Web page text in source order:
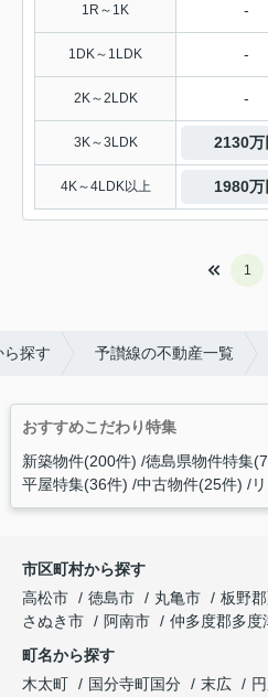
1R～1K -
1DK～1LDK -
2K～2LDK -
3K～3LDK 2130万
4K～4LDK以上 1980万
1
ら探す 予讃線の不動産一覧
おすすめこだわり特集
新築物件(200件) 徳島県物件特集
平屋特集(36件) 中古物件(25件)
市区町村から探す
高松市
徳島市 丸亀市 板野
さぬき市
阿南市 仲多度郡多度
町名から探す
木太町
国分寺町国分 末広